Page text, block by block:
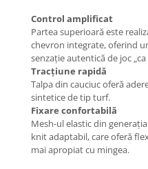
Control amplificat
Partea superioară este
chevron integrate, oferind
senzație autentică de joc „ca
Tracțiune rapidă
Talpa din cauciuc oferă
sintetice de tip turf.
Fixare confortabilă
Mesh-ul elastic din
knit adaptabil, care oferă
mai apropiat cu mingea.